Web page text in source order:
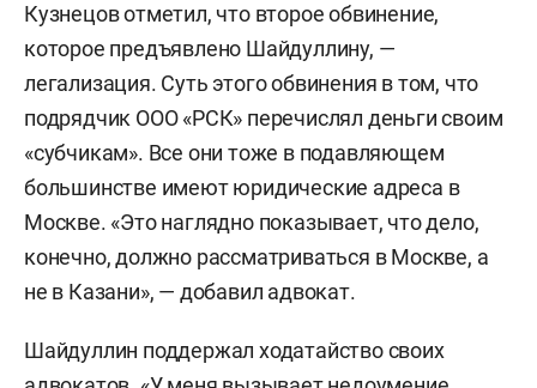
Кузнецов отметил, что второе обвинение,
которое предъявлено Шайдуллину, —
легализация. Суть этого обвинения в том, что
подрядчик ООО «РСК» перечислял деньги своим
«субчикам». Все они тоже в подавляющем
большинстве имеют юридические адреса в
Москве. «Это наглядно показывает, что дело,
конечно, должно рассматриваться в Москве, а
не в Казани», — добавил адвокат.
Шайдуллин поддержал ходатайство своих